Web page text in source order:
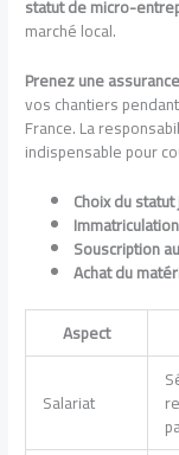
statut de micro-
marché local.
Prenez une
vos chantiers
France. La
indispensable pour
Choix du
Souscription
Achat du
Aspect
Salariat